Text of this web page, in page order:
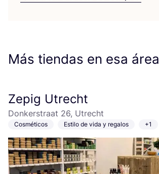
Más tiendas en esa área
Zepig Utrecht
Donkerstraat 26, Utrecht
Cosméticos Estilo de vida y regalos +1